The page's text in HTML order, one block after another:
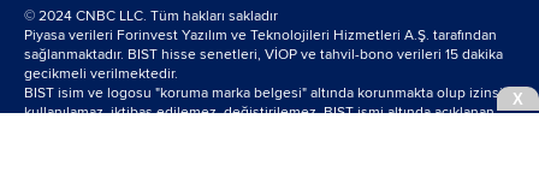
© 2024 CNBC LLC. Tüm hakları sakladır
Piyasa verileri Forinvest Yazılım ve Teknolojileri Hizmetleri A.Ş. tarafından
sağlanmaktadır. BIST hisse senetleri, VİOP ve tahvil-bono verileri 15 dakika
gecikmeli verilmektedir.
BIST isim ve logosu "koruma marka belgesi" altında korunmakta olup izinsiz
kullanılamaz, iktibas edilemez, değiştirilemez. BIST ismi altında açıklanan
X